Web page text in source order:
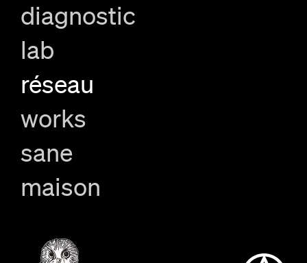
diagnostic
lab
réseau
works
sane
maison